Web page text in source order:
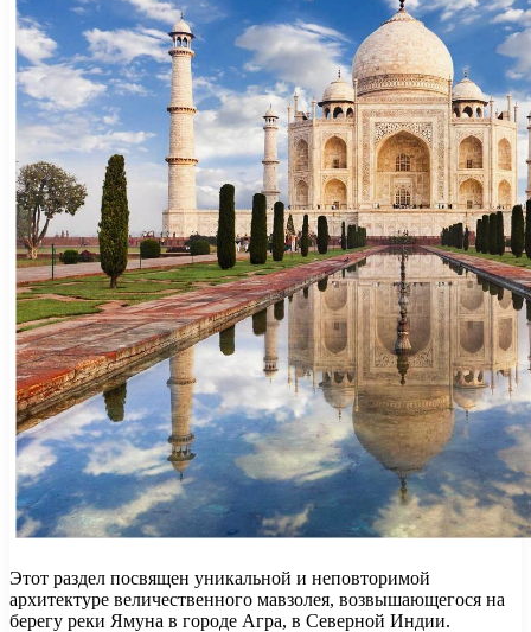
Этот раздел посвящен уникальной и неповторимой
архитектуре величественного мавзолея, возвышающегося на
берегу реки Ямуна в городе Агра, в Северной Индии.